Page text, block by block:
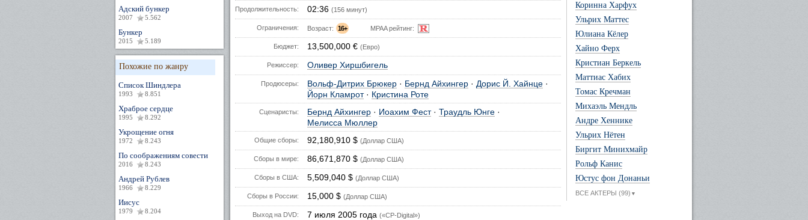
Адский бункер
2007 5.562
Бункер
2015 5.189
Похожие по жанру
Список Шиндлера
1993 8.851
Храброе сердце
1995 8.292
Укрощение огня
1972 8.243
По соображениям совести
2016 8.243
Андрей Рублев
1966 8.229
Иисус
1979 8.204
Продолжительность: 02:36 (156 минут)
Ограничения: Возраст: 16+ MPAA рейтинг:
Бюджет: 13,500,000 € (Евро)
Режиссер: Оливер Хиршбигель
Продюсеры: Вольф-Дитрих Брюкер · Бернд Айхингер · Дорис Й. Хайнце ·
Йорн Кламрот· Кристина Роте
Сценаристы: Бернд Айхингер · Иоахим Фест· Траудль Юнге ·
Мелисса Мюллер
Общие сборы: 92,180,910 $ (Доллар США)
Сборы в мире: 86,671,870 $ (Доллар США)
Сборы в США: 5,509,040 $ (Доллар США)
Сборы в России: 15,000 $ (Доллар США)
Выход на DVD: 7 июля 2005 года («CP-Digital»)
Коринна Харфух
Ульрих Маттес
Юлиана Кёлер
Хайно Ферх
Кристиан Беркель
Маттиас Хабих
Томас Кречман
Михаэль Мендль
Андре Хеннике
Ульрих Нётен
Биргит Минихмайр
Рольф Канис
Юстус фон Донаньи
ВСЕ АКТЕРЫ (99) ▼